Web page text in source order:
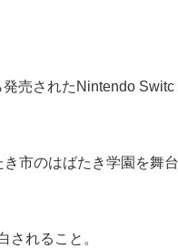
売されたNintendo Switc
市のはばたき学園を舞台
されること。